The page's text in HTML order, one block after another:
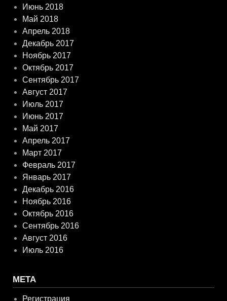
Июнь 2018
Май 2018
Апрель 2018
Декабрь 2017
Ноябрь 2017
Октябрь 2017
Сентябрь 2017
Август 2017
Июль 2017
Июнь 2017
Май 2017
Апрель 2017
Март 2017
Февраль 2017
Январь 2017
Декабрь 2016
Ноябрь 2016
Октябрь 2016
Сентябрь 2016
Август 2016
Июль 2016
МЕТА
Регистрация